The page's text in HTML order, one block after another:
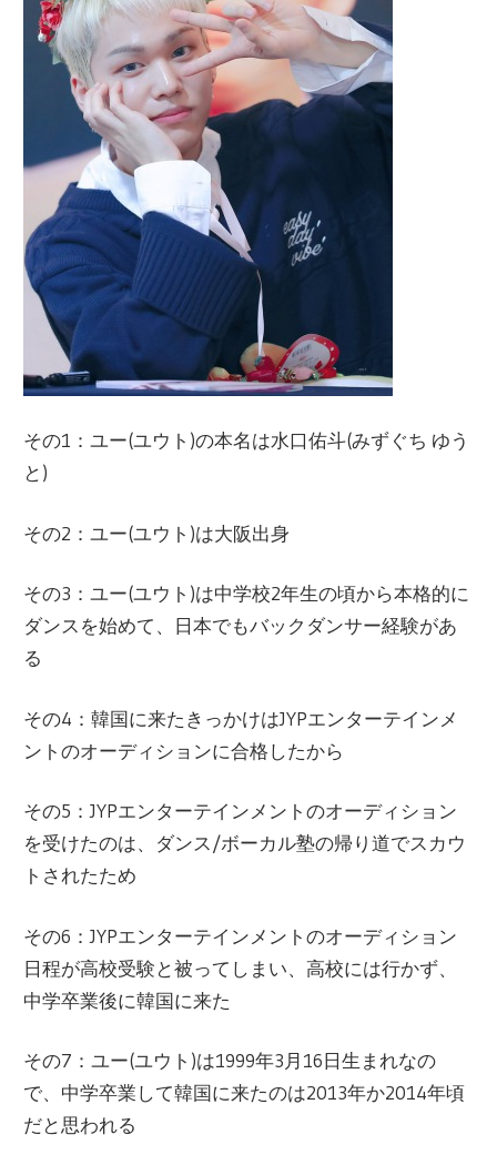
その1：ユー(ユウト)の本名は水口佑斗(みずぐち ゆう
と)
その2：ユー(ユウト)は大阪出身
その3：ユー(ユウト)は中学校2年生の頃から本格的に
ダンスを始めて、日本でもバックダンサー経験があ
る
その4：韓国に来たきっかけはJYPエンターテインメ
ントのオーディションに合格したから
その5：JYPエンターテインメントのオーディション
を受けたのは、ダンス/ボーカル塾の帰り道でスカウ
トされたため
その6：JYPエンターテインメントのオーディション
日程が高校受験と被ってしまい、高校には行かず、
中学卒業後に韓国に来た
その7：ユー(ユウト)は1999年3月16日生まれなの
で、中学卒業して韓国に来たのは2013年か2014年頃
だと思われる